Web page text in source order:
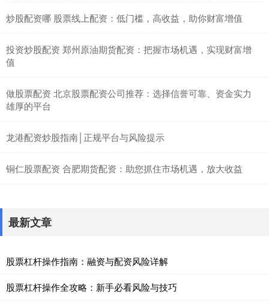
炒股配资哪 股票线上配资：低门槛，高收益，助你财富增值
投资炒股配资 郑州原油期货配资：把握市场机遇，实现财富增
值
做股票配资 北京股票配资公司推荐：选择信誉可靠、资金实力
雄厚的平台
龙港配资炒股指南│正规平台与风险提示
铜仁股票配资 合肥期货配资：助您抓住市场机遇，放大收益
最新文章
股票杠杆操作指南：融资与配资风险详解
股票杠杆操作全攻略：新手必看风险与技巧